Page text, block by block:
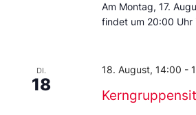
Am Montag, 17.
findet um 20:00 Uhr
DI.
18
18. August, 14:00 -